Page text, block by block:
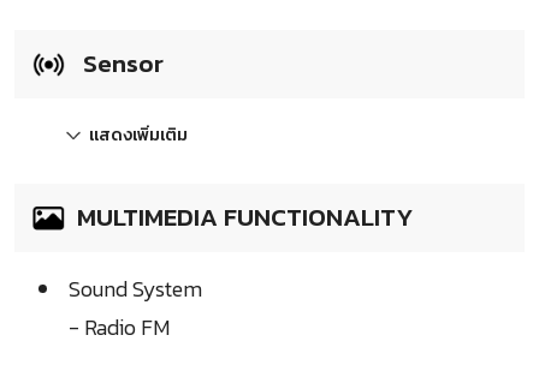
Sensor
แสดงเพิ่มเติม
MULTIMEDIA FUNCTIONALITY
Sound System
- Radio FM